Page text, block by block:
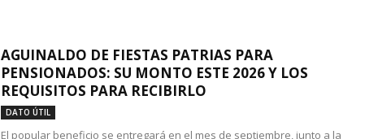
AGUINALDO DE FIESTAS PATRIAS PARA
PENSIONADOS: SU MONTO ESTE 2026 Y LOS
REQUISITOS PARA RECIBIRLO
DATO ÚTIL
El popular beneficio se entregará en el mes de septiembre, junto a la